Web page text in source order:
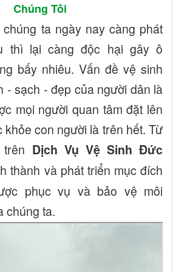
Chúng Tôi
ta ngày nay càng phát
thì lại càng độc hại gây ô
bấy nhiêu. Vấn đề vệ sinh
- sạch - đẹp của người dân là
mọi người quan tâm đặt lên
con người là trên hết. Từ
Dịch Vụ Vệ Sinh Đức
thành và phát triển mục đích
phục vụ và bảo vệ môi
chúng ta.